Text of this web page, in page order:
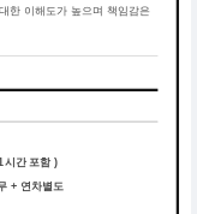
한 이해도가 높으며 책임감은
시간 포함 )
+ 연차별도